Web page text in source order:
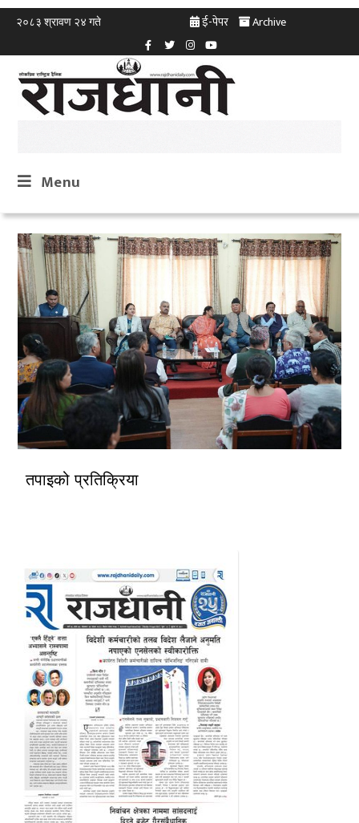
२०८३ श्रावण २४ गते ई-पेपर Archive
Menu
तपाइको प्रतिक्रिया